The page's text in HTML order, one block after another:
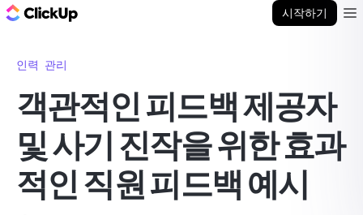
시작하기
인력 관리
객관적인 피드백 제공자
및 사기 진작을 위한 효과
적인 직원 피드백 예시